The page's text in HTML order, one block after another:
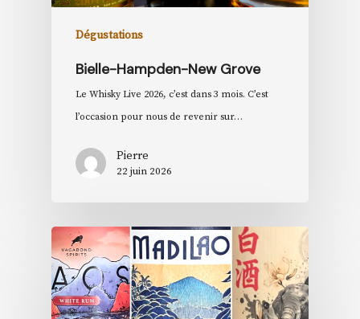
Dégustations
Bielle-Hampden-New Grove
Le Whisky Live 2026, c’est dans 3 mois. C’est
l’occasion pour nous de revenir sur…
Pierre
22 juin 2026